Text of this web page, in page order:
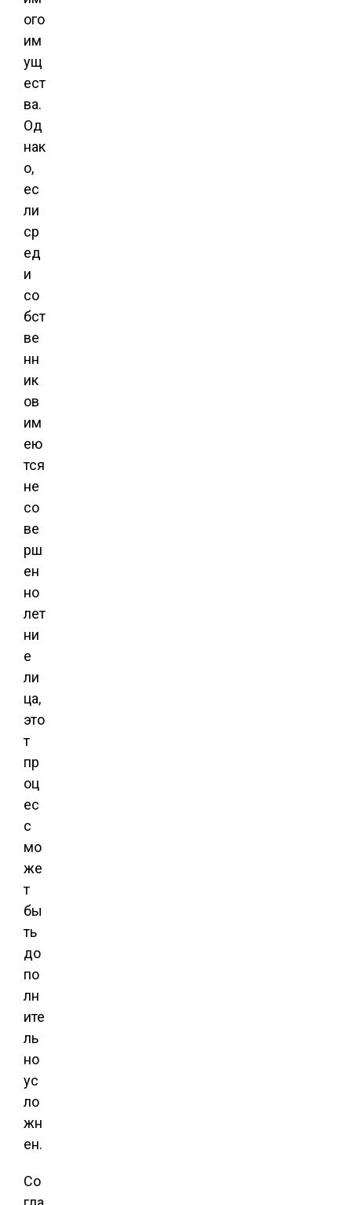
ого
им
ущ
ест
ва.
Од
нак
о,
ес
ли
ср
ед
и
со
бст
ве
нн
ик
ов
им
ею
тся
не
со
ве
рш
ен
но
лет
ни
е
ли
ца,
это
т
пр
оц
ес
с
мо
же
т
бы
ть
до
по
лн
ите
ль
но
ус
ло
жн
ен.
Со